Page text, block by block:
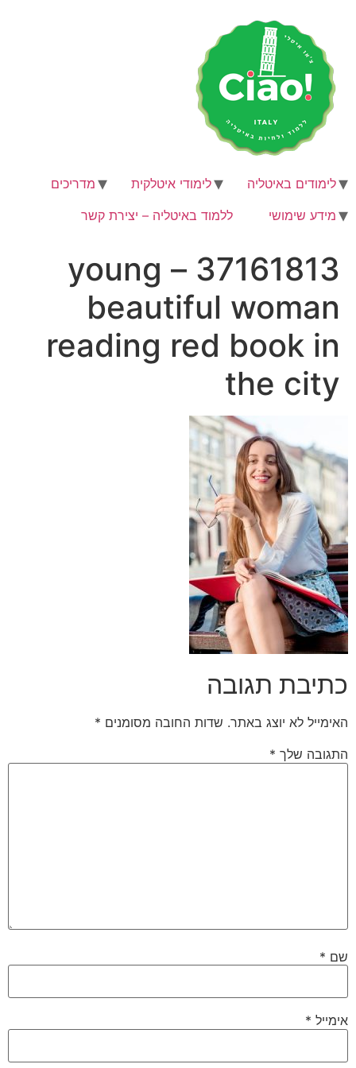
לימודים באיטליה לימודי איטלקית
מדריכים
מידע שימושי
ללמוד באיטליה – יצירת קשר
37161813 – young
beautiful woman
reading red book in
the city
כתיבת תגובה
האימייל לא יוצג באתר. שדות החובה מסומנים *
התגובה שלך *
שם *
אימייל *